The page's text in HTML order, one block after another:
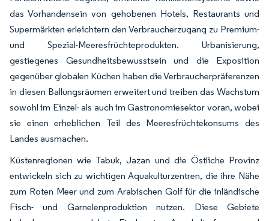
das Vorhandensein von gehobenen Hotels, Restaurants und
Supermärkten erleichtern den Verbraucherzugang zu Premium-
und Spezial-Meeresfrüchteprodukten. Urbanisierung,
gestiegenes Gesundheitsbewusstsein und die Exposition
gegenüber globalen Küchen haben die Verbraucherpräferenzen
in diesen Ballungsräumen erweitert und treiben das Wachstum
sowohl im Einzel- als auch im Gastronomiesektor voran, wobei
sie einen erheblichen Teil des Meeresfrüchtekonsums des
Landes ausmachen.
Küstenregionen wie Tabuk, Jazan und die Östliche Provinz
entwickeln sich zu wichtigen Aquakulturzentren, die ihre Nähe
zum Roten Meer und zum Arabischen Golf für die inländische
Fisch- und Garnelenproduktion nutzen. Diese Gebiete